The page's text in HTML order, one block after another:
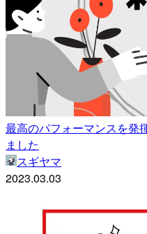
最高のパフォーマンスを発
ました
スギヤマ
2023.03.03